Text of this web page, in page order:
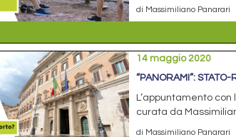
di Massimiliano Panarari
14 maggio 2020
“PANORAMI”:
L’appuntamento
curata da
di Massimiliano Panarari